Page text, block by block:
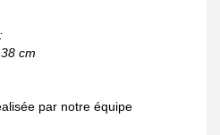
cm
par notre équipe